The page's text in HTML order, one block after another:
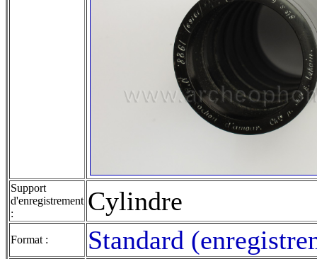
Support
d'enregistrement
:
Cylindre
Format : Standard